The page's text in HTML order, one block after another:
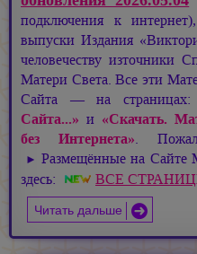
подключения к
выпуски Издания
человечеству източники
Матери Света. Все эти
Сайта — на страницах:
Сайта...» и «Скачать.
без Интернета».
► Размещённые на Сайте
здесь:
ВСЕ
Читать дальше